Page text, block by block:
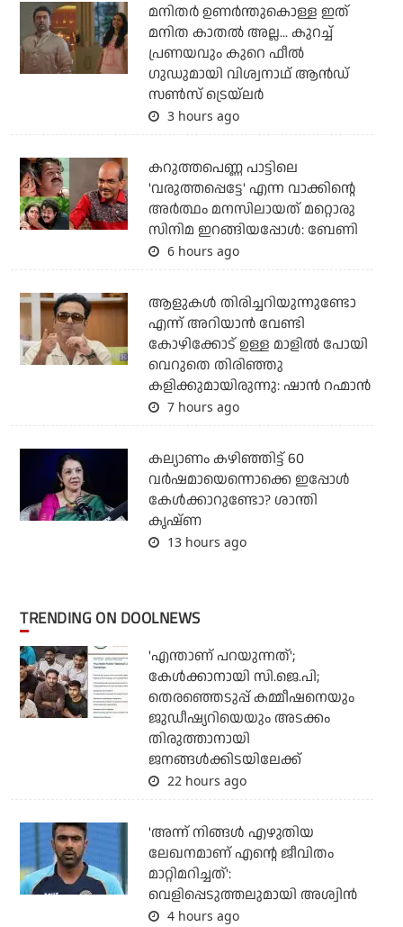
മനിതര്‍ ഉണര്‍ന്തുകൊള്ള ഇത്
മനിത കാതല്‍ അല്ല... കുറച്ച്
പ്രണയവും കുറെ ഫീല്‍
ഗുഡുമായി വിശ്വനാഥ് ആന്‍ഡ്
സണ്‍സ് ട്രെയ്‌ലര്‍
3 hours ago
കറുത്തപെണ്ണ പാട്ടിലെ
'വരുത്തപ്പെട്ടേ' എന്ന വാക്കിന്റെ
അർത്ഥം മനസിലായത് മറ്റൊരു
സിനിമ ഇറങ്ങിയപ്പോൾ: ബേണി
6 hours ago
ആളുകൾ തിരിച്ചറിയുന്നുണ്ടോ
എന്ന് അറിയാൻ വേണ്ടി
കോഴിക്കോട് ഉള്ള മാളിൽ പോയി
വെറുതെ തിരിഞ്ഞു
കളിക്കുമായിരുന്നു: ഷാൻ റഹ്മാൻ
7 hours ago
കല്യാണം കഴിഞ്ഞിട്ട് 60
വർഷമായെന്നൊക്കെ ഇപ്പോൾ
കേൾക്കാറുണ്ടോ? ശാന്തി
കൃഷ്ണ
13 hours ago
TRENDING ON DOOLNEWS
'എന്താണ് പറയുന്നത്';
കേള്‍ക്കാനായി സി.ജെ.പി;
തെരഞ്ഞെടുപ്പ് കമ്മീഷനെയും
ജുഡീഷ്യറിയെയും അടക്കം
തിരുത്താനായി
ജനങ്ങള്‍ക്കിടയിലേക്ക്
22 hours ago
'അന്ന് നിങ്ങള്‍ എഴുതിയ
ലേഖനമാണ് എന്റെ ജീവിതം
മാറ്റിമറിച്ചത്':
വെളിപ്പെടുത്തലുമായി അശ്വിന്‍
4 hours ago